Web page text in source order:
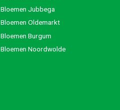
Bloemen Jubbega
Bloemen Oldemarkt
Bloemen Burgum
Bloemen Noordwolde